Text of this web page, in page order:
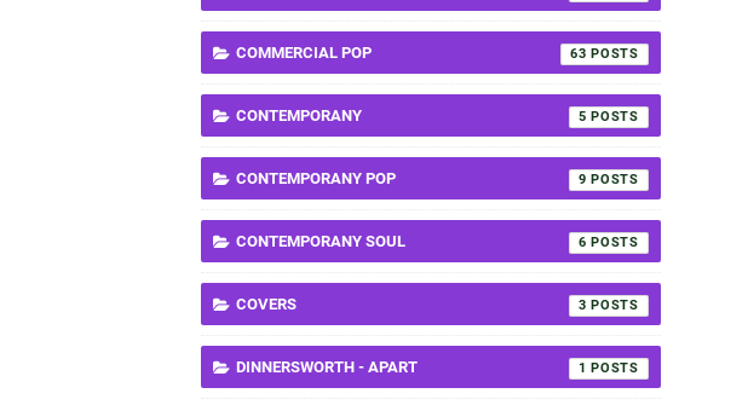
COMMERCIAL POP 63
CONTEMPORANY 5
CONTEMPORANY POP 9
CONTEMPORANY SOUL 6
COVERS 3
DINNERSWORTH - APART 1